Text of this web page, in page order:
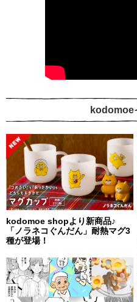
kodomoe
kodomoe shopより新商品♪
「ノラネコぐんだん」耐熱マグ3
種が登場！